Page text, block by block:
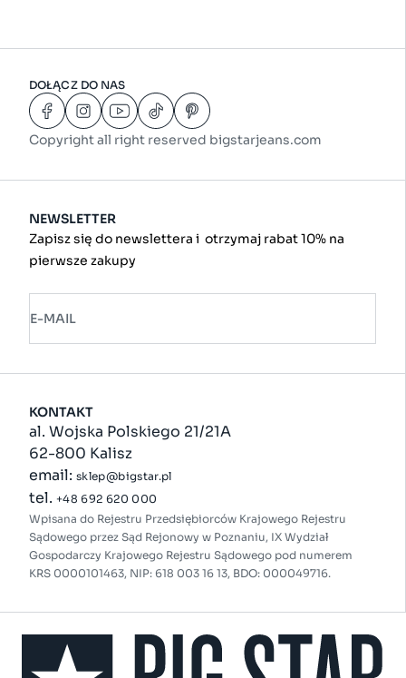
KONTAKT
al. Wojska Polskiego 21/21A
62-800 Kalisz
email: sklep@bigstar.pl
tel. +48 692 620 000
Wpisana do Rejestru Przedsiębiorców Krajowego Rejestru
Sądowego przez Sąd Rejonowy w Poznaniu, IX Wydział
Gospodarczy Krajowego Rejestru Sądowego pod numerem
KRS 0000101463, NIP: 618 003 16 13, BDO: 000049716.
DOŁĄCZ DO NAS
Copyright all right reserved bigstarjeans.com
NEWSLETTER
Zapisz się do newslettera i otrzymaj rabat 10% na
pierwsze zakupy
E-MAIL